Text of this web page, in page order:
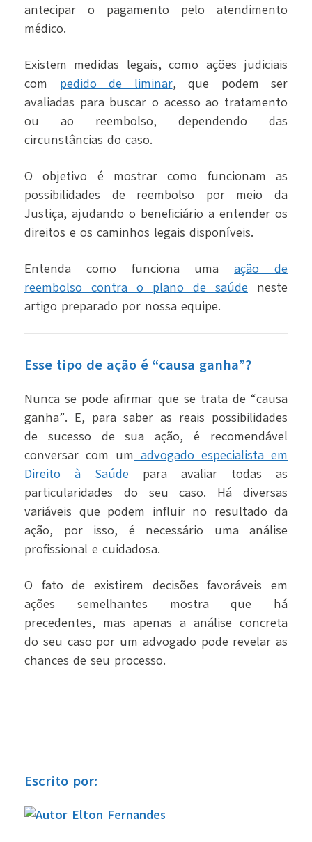
antecipar o pagamento pelo atendimento
médico.
Existem medidas legais, como ações judiciais
com pedido de liminar, que podem ser
avaliadas para buscar o acesso ao tratamento
ou ao reembolso, dependendo das
circunstâncias do caso.
O objetivo é mostrar como funcionam as
possibilidades de reembolso por meio da
Justiça, ajudando o beneficiário a entender os
direitos e os caminhos legais disponíveis.
Entenda como funciona umaação de
reembolso contra o plano de saúde neste
artigo preparado por nossa equipe.
Esse tipo de ação é “causa ganha”?
Nunca se pode afirmar que se trata de “causa
ganha”. E, para saber as reais possibilidades
de sucesso de sua ação, é recomendável
conversar com um advogado especialista em
Direito à Saúde para avaliar todas as
particularidades do seu caso. Há diversas
variáveis que podem influir no resultado da
ação, por isso, é necessário uma análise
profissional e cuidadosa.
O fato de existirem decisões favoráveis em
ações semelhantes mostra que há
precedentes, mas apenas a análise concreta
do seu caso por um advogado pode revelar as
chances de seu processo.
Escrito por: